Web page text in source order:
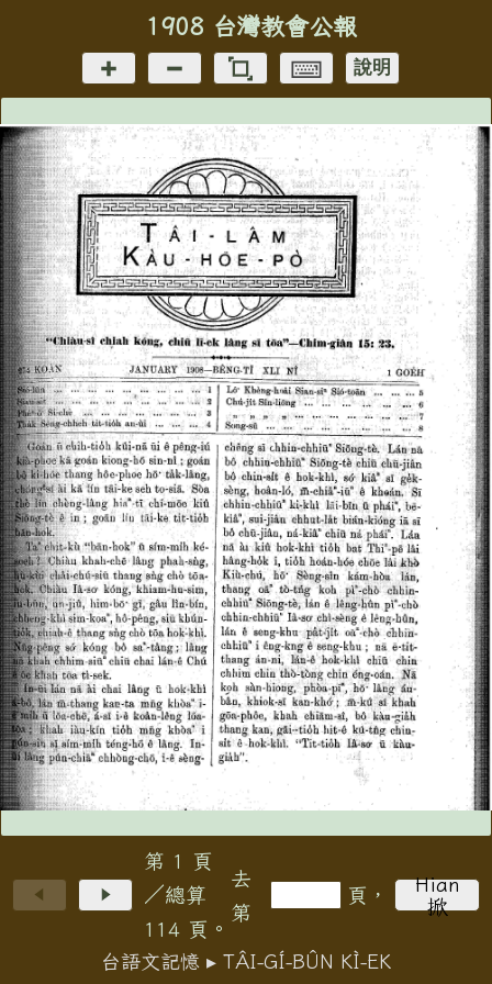
1908 台灣教會公報
第 1 頁
／總算
114 頁。
去
第
頁，
Hian
掀
台語文記憶 ▸ TÂI-GÍ-BÛN KÌ-EK